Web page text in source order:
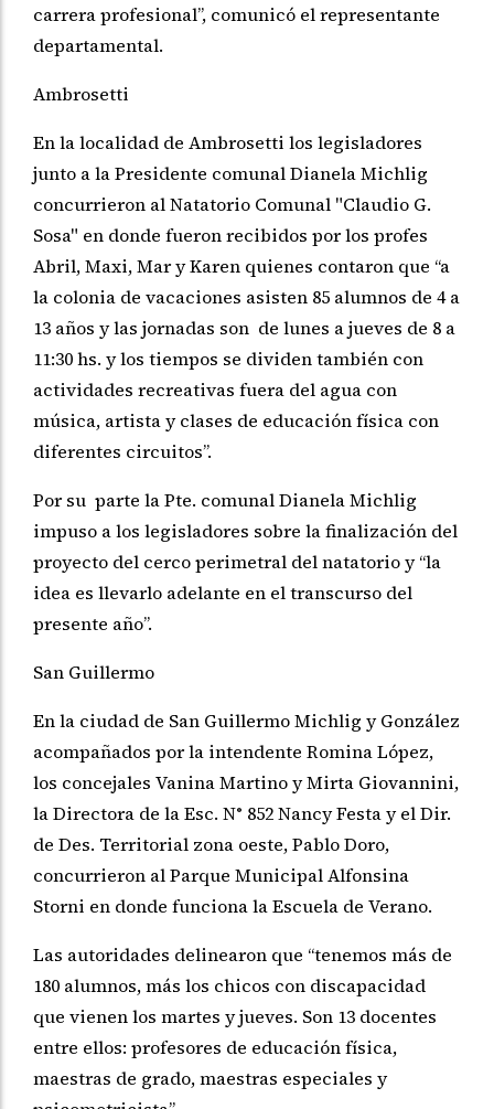
carrera profesional”, comunicó el representante
departamental.
Ambrosetti
En la localidad de Ambrosetti los legisladores
junto a la Presidente comunal Dianela Michlig
concurrieron al Natatorio Comunal "Claudio G.
Sosa" en donde fueron recibidos por los profes
Abril, Maxi, Mar y Karen quienes contaron que “a
la colonia de vacaciones asisten 85 alumnos de 4 a
13 años y las jornadas son de lunes a jueves de 8 a
11:30 hs. y los tiempos se dividen también con
actividades recreativas fuera del agua con
música, artista y clases de educación física con
diferentes circuitos”.
Por su parte la Pte. comunal Dianela Michlig
impuso a los legisladores sobre la finalización del
proyecto del cerco perimetral del natatorio y “la
idea es llevarlo adelante en el transcurso del
presente año”.
San Guillermo
En la ciudad de San Guillermo Michlig y González
acompañados por la intendente Romina López,
los concejales Vanina Martino y Mirta Giovannini,
la Directora de la Esc. N° 852 Nancy Festa y el Dir.
de Des. Territorial zona oeste, Pablo Doro,
concurrieron al Parque Municipal Alfonsina
Storni en donde funciona la Escuela de Verano.
Las autoridades delinearon que “tenemos más de
180 alumnos, más los chicos con discapacidad
que vienen los martes y jueves. Son 13 docentes
entre ellos: profesores de educación física,
maestras de grado, maestras especiales y